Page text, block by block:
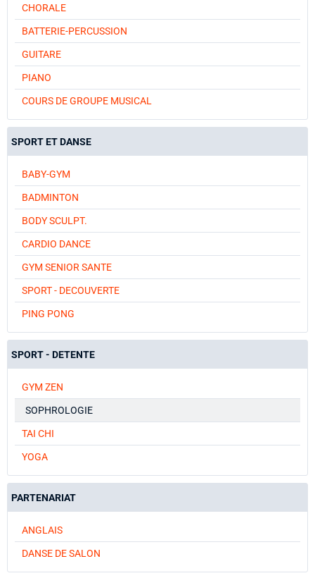
CHORALE
BATTERIE-PERCUSSION
GUITARE
PIANO
COURS DE GROUPE MUSICAL
SPORT ET DANSE
BABY-GYM
BADMINTON
BODY SCULPT.
CARDIO DANCE
GYM SENIOR SANTE
SPORT - DECOUVERTE
PING PONG
SPORT - DETENTE
GYM ZEN
SOPHROLOGIE
TAI CHI
YOGA
PARTENARIAT
ANGLAIS
DANSE DE SALON